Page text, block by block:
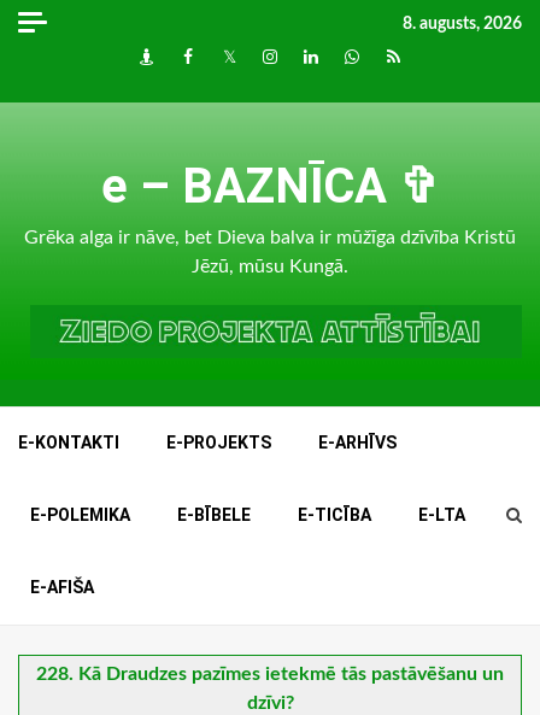
Skip
8. augusts, 2026
DraugiemFacebook
TwitterInstagram
LinkedInwhatsapp
RSS
e – BAZNĪCA ✞
Grēka alga ir nāve, bet Dieva balva ir mūžīga dzīvība Kristū
Jēzū, mūsu Kungā.
E-KONTAKTI E-PROJEKTS E-ARHĪVS
E-POLEMIKA E-BĪBELE E-TICĪBA E-LTA
E-AFIŠA
228. Kā Draudzes pazīmes ietekmē tās pastāvēšanu un
dzīvi?